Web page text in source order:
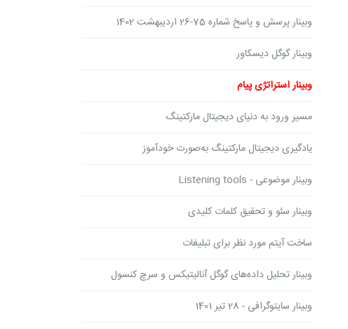
وبینار پرسش و پاسخ شماره 75-26 اردیبهشت 1402
وبینار گوگل دیسکاور
وبینار استراتژی پیام
مسیر ورود به دنیای دیجیتال مارکتینگ
یادگیری دیجیتال مارکتینگ به‌صورت خودآموز
وبینار موضوعی - Listening tools
وبینار سئو و تحقیق کلمات کلیدی
ساخت آیتم مورد نظر برای تبلیغات
وبینار تحلیل داده‌های گوگل آنالیتیکس و سرچ کنسول
وبینار سایتوگرافی - 28 تیر 1401